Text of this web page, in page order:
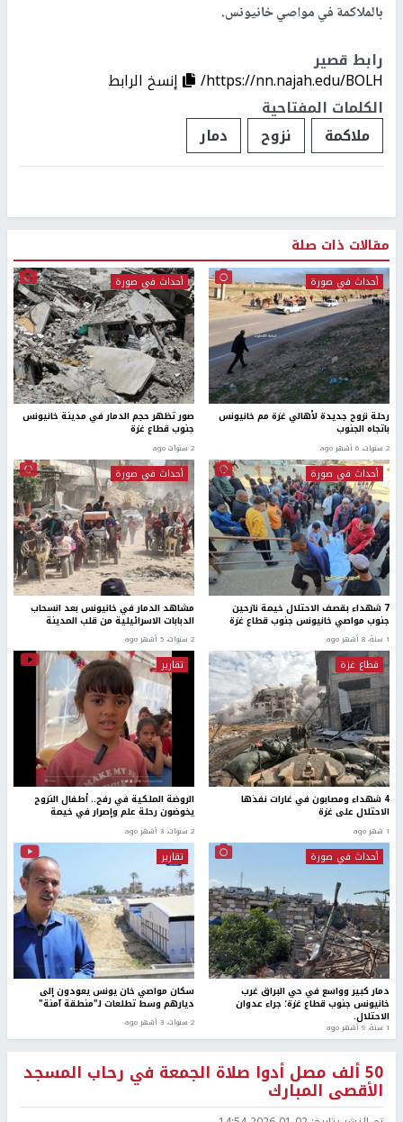
بالملاكمة في مواصي خانيونس.
رابط قصير
https://nn.najah.edu/BOLH/
إنسخ الرابط
الكلمات المفتاحية
ملاكمة
نزوح دمار
مقالات ذات صلة
أحداث في صورة
رحلة نزوح جديدة لأهالي غزة مم خانيونس
باتجاه الجنوب
2 سنوات، 6 أشهر ago
أحداث في صورة
صور تظهر حجم الدمار في مدينة خانيونس
جنوب قطاع غزة
2 سنوات ago
أحداث في صورة
7 شهداء بقصف الاحتلال خيمة نازحين
جنوب مواصي خانيونس جنوب قطاع غزة
1 سنة، 8 أشهر ago
أحداث في صورة
مشاهد الدمار في خانيونس بعد انسحاب
الدبابات الاسرائيلية من قلب المدينة
2 سنوات، 5 أشهر ago
قطاع غزة
4 شهداء ومصابون في غارات نفذها
الاحتلال على غزة
1 شهر ago
تقارير
الروضة الملكية في رفح.. أطفال النزوح
يخوضون رحلة علم وإصرار في خيمة
2 سنوات، 3 أشهر ago
أحداث في صورة
دمار كبير وواسع في حي البراق غرب
خانيونس جنوب قطاع غزة؛ جراء عدوان
الاحتلال.
1 سنة، 9 أشهر ago
تقارير
سكان مواصي خان يونس يعودون إلى
ديارهم وسط تطلعات لـ"منطقة آمنة"
2 سنوات، 3 أشهر ago
50 ألف مصل أدوا صلاة الجمعة في رحاب المسجد
الأقصى المبارك